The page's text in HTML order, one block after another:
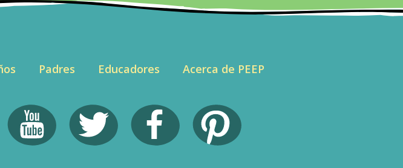
Padres Educadores Acerca de PEEP